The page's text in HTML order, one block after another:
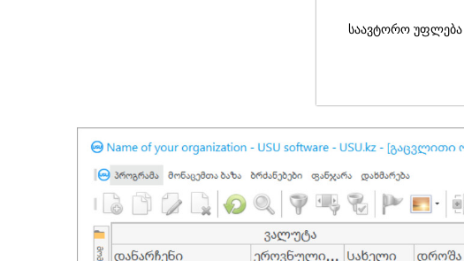
საავტორო უფლება